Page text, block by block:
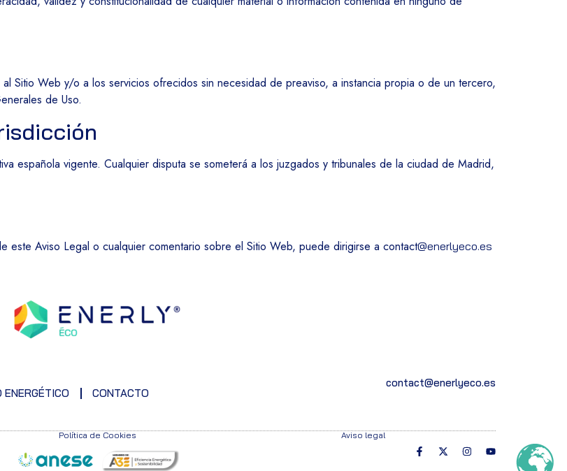
Sitio Web y/o a los servicios ofrecidos sin necesidad de preaviso, a instancia propia o de un tercero,
de Uso.
española vigente. Cualquier disputa se someterá a los juzgados y tribunales de la ciudad de Madrid,
este Aviso Legal o cualquier comentario sobre el Sitio Web, puede dirigirse a contact@enerlyeco.es
ENERGÉTICO CONTACTO
contact@enerlyeco.es
Política de Cookies Aviso legal